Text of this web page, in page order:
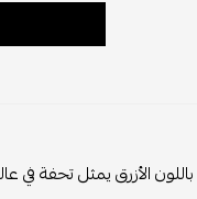
الأزرق يمثل تحفة